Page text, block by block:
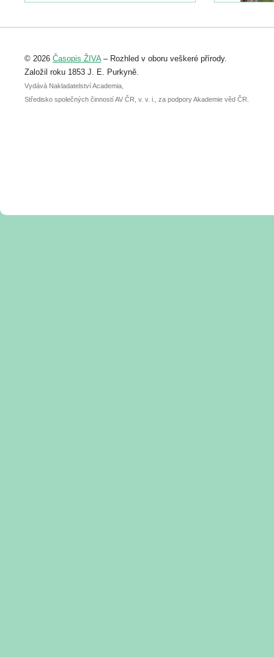
Registrovat se můžete do 6. září.
abstraktu přihlášené přednášky nebo
posteru je už 30. června.
© 2026 Časopis ŽIVA– Rozhled v oboru veškeré přírody.
Založil roku 1853 J. E. Purkyně.
Vydává Nakladatelství Academia,
Středisko společných činností AV ČR, v. v. i., za podpory Akademie věd ČR.